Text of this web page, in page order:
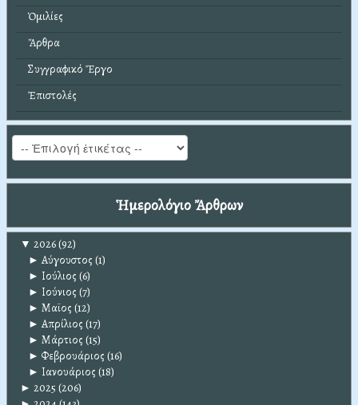
Ὁμιλίες
Ἄρθρα
Συγγραφικό Ἔργο
Ἐπιστολές
Ἡμερολόγιο Ἄρθρων
▼ 2026(92)
► Αύγουστος (1)
► Ιούλιος (6)
► Ιούνιος (7)
► Μαϊος (12)
► Απρίλιος (17)
► Μάρτιος (15)
► Φεβρουάριος (16)
► Ιανουάριος (18)
► 2025 (206)